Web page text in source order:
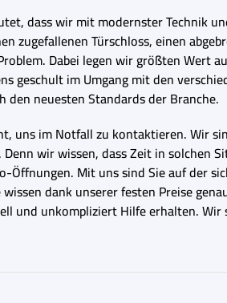
dass wir mit modernster Technik
zugefallenen Türschloss, einen
Dabei legen wir größten Wert
geschult im Umgang mit den
den neuesten Standards der Branche.
uns im Notfall zu kontaktieren. Wir
wir wissen, dass Zeit in solchen
Mit uns sind Sie auf der
dank unserer festen Preise
und unkompliziert Hilfe erhalten.